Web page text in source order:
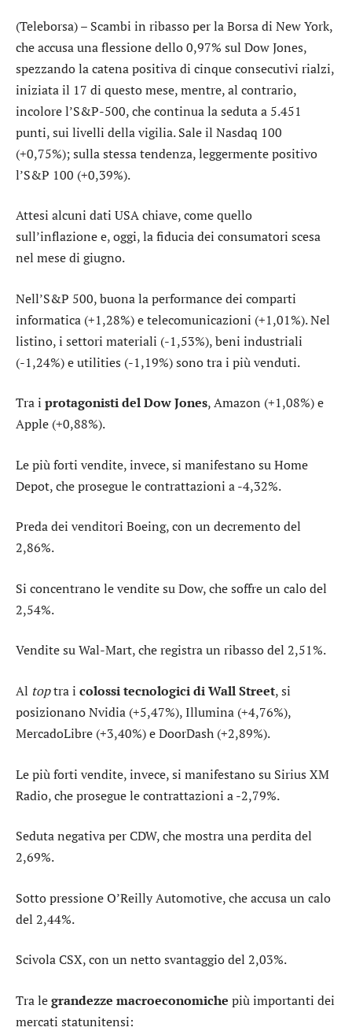
(Teleborsa) – Scambi in ribasso per la Borsa di New York,
che accusa una flessione dello 0,97% sul Dow Jones,
spezzando la catena positiva di cinque consecutivi rialzi,
iniziata il 17 di questo mese, mentre, al contrario,
incolore l’S&P-500, che continua la seduta a 5.451
punti, sui livelli della vigilia. Sale il Nasdaq 100
(+0,75%); sulla stessa tendenza, leggermente positivo
l’S&P 100 (+0,39%).
Attesi alcuni dati USA chiave, come quello
sull’inflazione e, oggi, la fiducia dei consumatori scesa
nel mese di giugno.
Nell’S&P 500, buona la performance dei comparti
informatica (+1,28%) etelecomunicazioni (+1,01%). Nel
listino, i settori materiali (-1,53%),beni industriali
(-1,24%) eutilities (-1,19%) sono tra i più venduti.
Tra i protagonisti del Dow Jones,Amazon (+1,08%) e
Apple (+0,88%).
Le più forti vendite, invece, si manifestano suHome
Depot, che prosegue le contrattazioni a -4,32%.
Preda dei venditori Boeing, con un decremento del
2,86%.
Si concentrano le vendite suDow, che soffre un calo del
2,54%.
Vendite suWal-Mart, che registra un ribasso del 2,51%.
Al toptra i colossi tecnologici di Wall Street, si
posizionanoNvidia (+5,47%),Illumina (+4,76%),
MercadoLibre (+3,40%) eDoorDash (+2,89%).
Le più forti vendite, invece, si manifestano su Sirius XM
Radio, che prosegue le contrattazioni a -2,79%.
Seduta negativa perCDW, che mostra una perdita del
2,69%.
Sotto pressioneO’Reilly Automotive, che accusa un calo
del 2,44%.
ScivolaCSX, con un netto svantaggio del 2,03%.
Tra legrandezze macroeconomiche più importanti dei
mercati statunitensi: